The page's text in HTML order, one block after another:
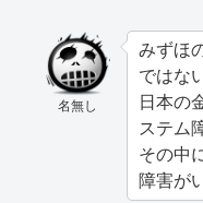
名無し
みずほ
ではな
日本の
ステム
その中
障害が